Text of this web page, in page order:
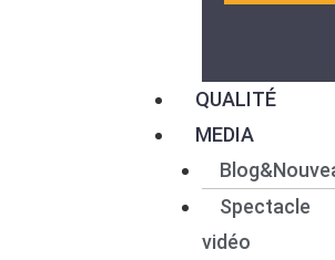
QUALITÉ
MEDIA
Spectacle
vidéo